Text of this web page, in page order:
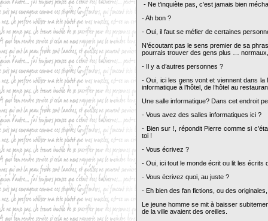
- Ne t’inquiète pas, c’est jamais bien
- Ah bon ?
- Oui, il faut se méfier de certaines
N’écoutant pas le sens premier de sa
pourrais trouver des gens plus … normaux,
- Il y a d’autres personnes ?
- Oui, ici les gens vont et viennent dans la
informatique à l’hôtel, de l’hôtel au
Une salle informatique? Dans cet endroit
- Vous avez des salles informatiques ici ?
- Bien sur !, répondit Pierre comme si
toi !
- Vous écrivez ?
- Oui, ici tout le monde écrit ou lit les écrits
- Vous écrivez quoi, au juste ?
- Eh bien des fan fictions, ou des
Le jeune homme se mit à baisser
de la ville avaient des oreilles.